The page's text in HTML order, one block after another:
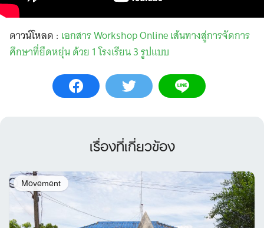
ดาวน์โหลด : เอกสาร Workshop Online เส้นทางสู่การจัดการ
ศึกษาที่ยืดหยุ่น ด้วย 1 โรงเรียน 3 รูปแบบ
เรื่องที่เกี่ยวข้อง
Movement